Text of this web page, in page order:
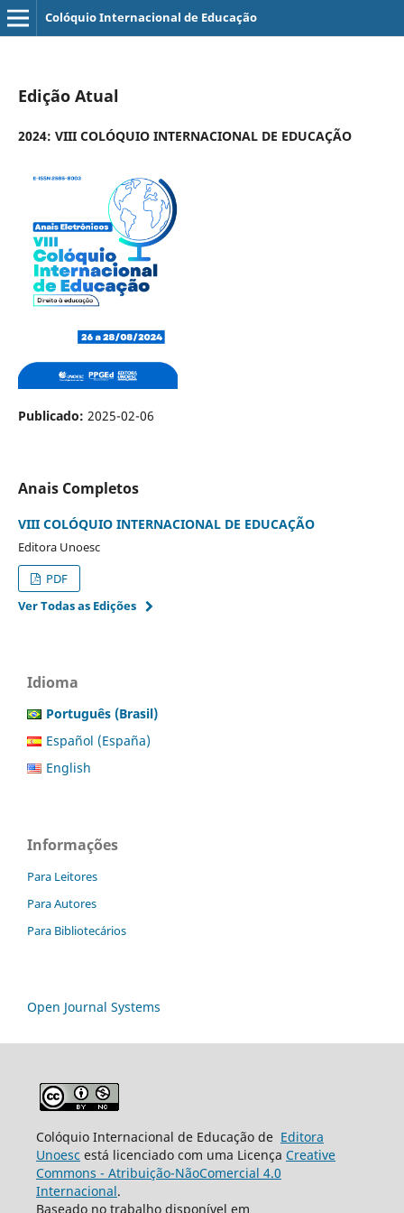
Colóquio Internacional de Educação
Edição Atual
2024: VIII COLÓQUIO INTERNACIONAL DE EDUCAÇÃO
Publicado: 2025-02-06
Anais Completos
VIII COLÓQUIO INTERNACIONAL DE EDUCAÇÃO
Editora Unoesc
PDF
Ver Todas as Edições
Idioma
Português (Brasil)
Español (España)
English
Informações
Para Leitores
Para Autores
Para Bibliotecários
Open Journal Systems
Colóquio Internacional de Educação de Editora
Unoesc está licenciado com uma Licença Creative
Commons - Atribuição-NãoComercial 4.0
Internacional.
Baseado no trabalho disponível em